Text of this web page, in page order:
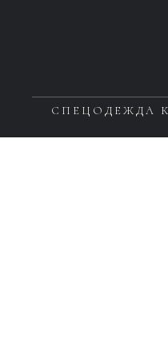
СПЕЦОДЕЖДА